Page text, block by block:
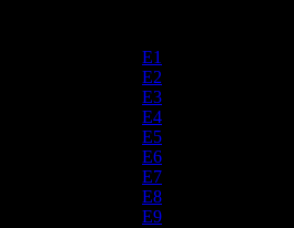
E1
E2
E3
E4
E5
E6
E7
E8
E9